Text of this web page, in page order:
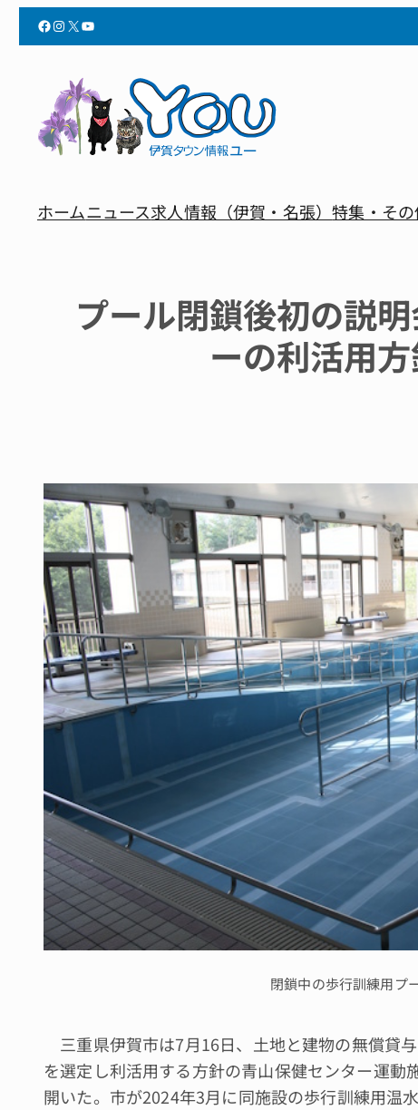
Facebook InstagramX YouTube
ホームニュース求人情報（伊賀・名張）特集・そ
プール閉鎖後初の説
ーの利活用
閉鎖中の歩行訓練用プ
三重県伊賀市は7月16日、土地と建物の無償貸
を選定し利活用する方針の青山保健センター運動
開いた。市が2024年3月に同施設の歩行訓練用温